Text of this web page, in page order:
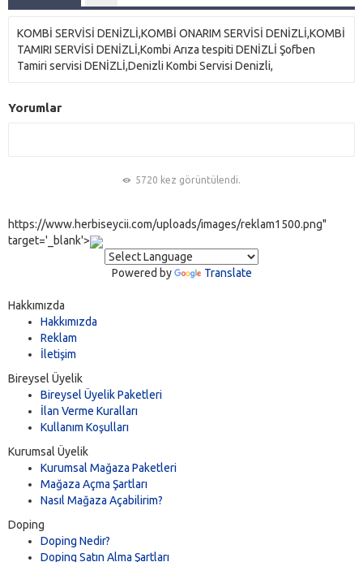
KOMBİ SERVİSİ DENİZLİ,KOMBİ ONARIM SERVİSİ DENİZLİ,KOMBİ
TAMIRI SERVİSİ DENİZLİ,Kombi Arıza tespiti DENİZLİ Şofben
Tamiri servisi DENİZLİ,Denizli Kombi Servisi Denizli,
Yorumlar
5720 kez görüntülendi.
https://www.herbiseycii.com/uploads/images/reklam1500.png"
target='_blank'>
Powered by Translate
Hakkımızda
Hakkımızda
Reklam
İletişim
Bireysel Üyelik
Bireysel Üyelik Paketleri
İlan Verme Kuralları
Kullanım Koşulları
Kurumsal Üyelik
Kurumsal Mağaza Paketleri
Mağaza Açma Şartları
Nasıl Mağaza Açabilirim?
Doping
Doping Nedir?
Doping Satın Alma Şartları